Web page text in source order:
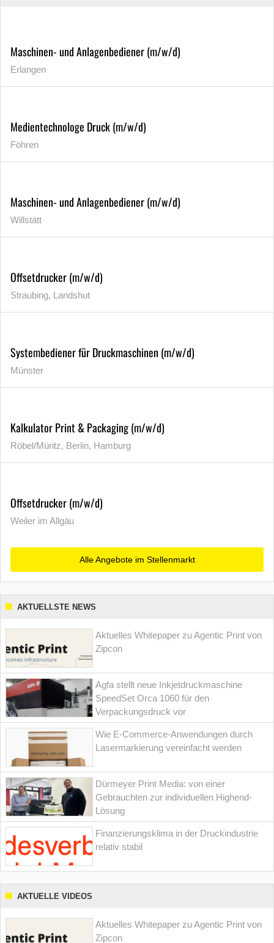
Maschinen- und Anlagenbediener (m/w/d)
Erlangen
Medientechnologe Druck (m/w/d)
Föhren
Maschinen- und Anlagenbediener (m/w/d)
Willstätt
Offsetdrucker (m/w/d)
Straubing, Landshut
Systembediener für Druckmaschinen (m/w/d)
Münster
Kalkulator Print & Packaging (m/w/d)
Röbel/Müritz, Berlin, Hamburg
Offsetdrucker (m/w/d)
Weiler im Allgäu
Alle Angebote im Stellenmarkt
AKTUELLSTE NEWS
Aktuelles Whitepaper zu Agentic Print von
Zipcon
Agfa stellt neue Inkjetdruckmaschine
SpeedSet Orca 1060 für den
Verpackungsdruck vor
Wie E-Commerce-Anwendungen durch
Lasermarkierung vereinfacht werden
Dürmeyer Print Media: von einer
Gebrauchten zur individuellen Highend-
Lösung
Finanzierungsklima in der Druckindustrie
relativ stabil
AKTUELLE VIDEOS
Aktuelles Whitepaper zu Agentic Print von
Zipcon